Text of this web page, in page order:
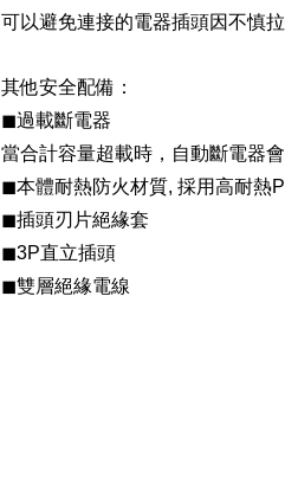
可以避免連接的電器插頭因不慎
其他安全配備：
◼過載斷電器
當合計容量超載時，自動斷電器
◼本體耐熱防火材質, 採用高耐熱
◼插頭刃片絕緣套
◼3P直立插頭
◼雙層絕緣電線